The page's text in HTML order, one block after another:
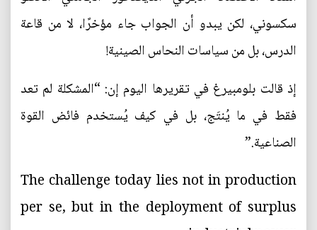
سكسوني، لكن يبدو أن الجواب جاء مؤخرًا، لا من قاعة
الدرس، بل من سياسات النحاس الصينية!
إذ قالت بلومبيرغ في تقريرها اليوم إن: “المشكلة لم تعد
فقط في ما يُنتَج، بل في كيف يُستخدم فائض القوة
الصناعية.”
‏The challenge today lies not in production
per se, but in the deployment of surplus